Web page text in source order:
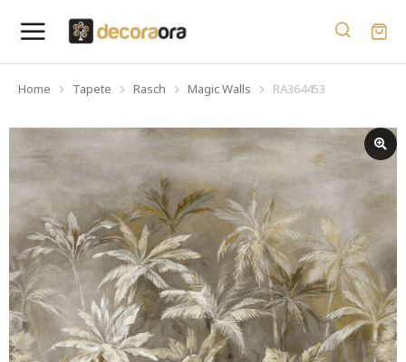
You are here:
Home Tapete Rasch Magic Walls RA364453